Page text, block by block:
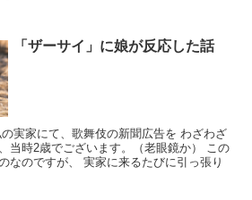
「ザーサイ」に娘が反応した話
実家にて、歌舞伎の新聞広告を わざわざ
当時2歳でございます。（老眼鏡か） この
なのですが、 実家に来るたびに引っ張り